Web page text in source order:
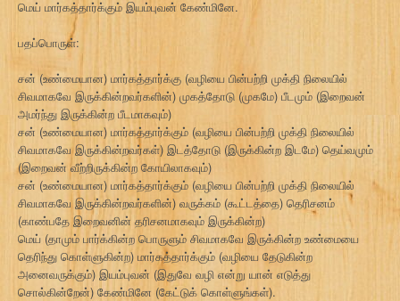
மெய் மார்கத்தார்க்கும் இயம்புவன் கேண்மினே.
பதப்பொருள்:
சன் (உண்மையான) மார்கத்தார்க்கு (வழியை பின்பற்றி முக்தி நிலையில்
சிவமாகவே இருக்கின்றவர்களின்) முகத்தோடு (முகமே) பீடமும் (இறைவன்
அமர்ந்து இருக்கின்ற பீடமாகவும்)
சன் (உண்மையான) மார்கத்தார்க்கும் (வழியை பின்பற்றி முக்தி நிலையில்
சிவமாகவே இருக்கின்றவர்கள்) இடத்தோடு (இருக்கின்ற இடமே) தெய்வமும்
(இறைவன் வீற்றிருக்கின்ற கோயிலாகவும்)
சன் (உண்மையான) மார்கத்தார்க்கும் (வழியை பின்பற்றி முக்தி நிலையில்
சிவமாகவே இருக்கின்றவர்களின்) வருக்கம் (கூட்டத்தை) தெரிசனம்
(காண்பதே இறைவனின் தரிசனமாகவும் இருக்கின்ற)
மெய் (தாமும் பார்க்கின்ற பொருளும் சிவமாகவே இருக்கின்ற உண்மையை
தெரிந்து கொள்ளுகின்ற) மார்கத்தார்க்கும் (வழியை தேடுகின்ற
அனைவருக்கும்) இயம்புவன் (இதுவே வழி என்று யான் எடுத்து
சொல்கின்றேன்) கேண்மினே (கேட்டுக் கொள்ளுங்கள்).